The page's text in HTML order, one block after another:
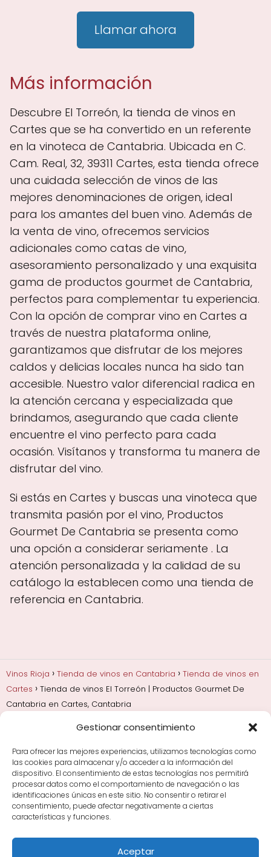
Gestionar consentimiento
Para ofrecer las mejores experiencias, utilizamos tecnologías como
las cookies para almacenar y/o acceder a la información del
dispositivo. El consentimiento de estas tecnologías nos permitirá
procesar datos como el comportamiento de navegación o las
identificaciones únicas en este sitio. No consentir o retirar el
consentimiento, puede afectar negativamente a ciertas
características y funciones.
Aceptar
Llamar ahora
Más información
Descubre El Torreón, la tienda de vinos en
Cartes que se ha convertido en un referente
en la vinoteca de Cantabria. Ubicada en C.
Cam. Real, 32, 39311 Cartes, esta tienda ofrece
una cuidada selección de vinos de las
mejores denominaciones de origen, ideal
para los amantes del buen vino. Además de
la venta de vino, ofrecemos servicios
adicionales como catas de vino,
asesoramiento personalizado y una exquisita
gama de productos gourmet de Cantabria,
perfectos para complementar tu experiencia.
Con la opción de comprar vino en Cartes a
través de nuestra plataforma online,
garantizamos que disfrutar de los mejores
caldos y delicias locales nunca ha sido tan
accesible. Nuestro valor diferencial radica en
la atención cercana y especializada que
brindamos, asegurando que cada cliente
encuentre el vino perfecto para cada
ocasión. Visítanos y transforma tu manera de
disfrutar del vino.
Si estás en Cartes y buscas una vinoteca que
transmita pasión por el vino, Productos
Gourmet De Cantabria se presenta como
una opción a considerar seriamente . La
atención personalizada y la calidad de su
catálogo la establecen como una tienda de
referencia en Cantabria.
Vinos Rioja Tienda de vinos en Cantabria
Tienda de vinos en
Cartes
Tienda de vinos El Torreón | Productos Gourmet De
Cantabria en Cartes, Cantabria
Añadas, crianza y guarda
Bodegas y marcas de
Comprar vino
Rioja y guías de regalo
Cultura del vino y
curiosidades
Enoturismo en Rioja
Maridajes y vino en la mesa
Tiendas de vino por
ciudades
Tipos de Rioja y clasificación
bodegas por área